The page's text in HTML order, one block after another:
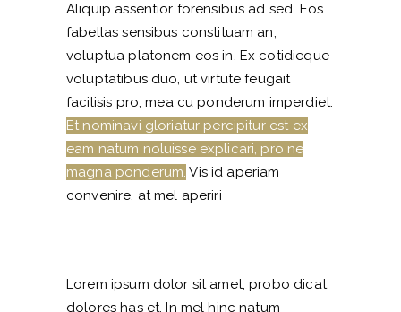
Aliquip assentior forensibus ad sed. Eos
fabellas sensibus constituam an,
voluptua platonem eos in. Ex cotidieque
voluptatibus duo, ut virtute feugait
facilisis pro, mea cu ponderum imperdiet.
Et nominavi gloriatur percipitur est ex
eam natum noluisse explicari, pro ne
magna ponderum. Vis id aperiam
convenire, at mel aperiri
Lorem ipsum dolor sit amet, probo dicat
dolores has et. In mel hinc natum